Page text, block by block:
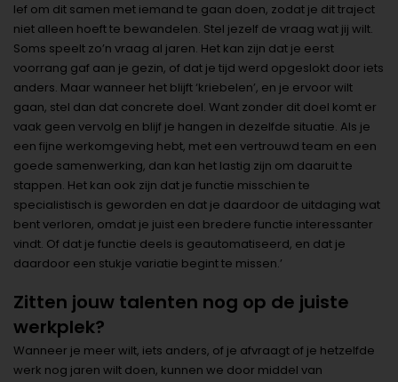
lef om dit samen met iemand te gaan doen, zodat je dit traject
niet alleen hoeft te bewandelen. Stel jezelf de vraag wat jij wilt.
Soms speelt zo’n vraag al jaren. Het kan zijn dat je eerst
voorrang gaf aan je gezin, of dat je tijd werd opgeslokt door iets
anders. Maar wanneer het blijft ‘kriebelen’, en je ervoor wilt
gaan, stel dan dat concrete doel. Want zonder dit doel komt er
vaak geen vervolg en blijf je hangen in dezelfde situatie. Als je
een fijne werkomgeving hebt, met een vertrouwd team en een
goede samenwerking, dan kan het lastig zijn om daaruit te
stappen. Het kan ook zijn dat je functie misschien te
specialistisch is geworden en dat je daardoor de uitdaging wat
bent verloren, omdat je juist een bredere functie interessanter
vindt. Of dat je functie deels is geautomatiseerd, en dat je
daardoor een stukje variatie begint te missen.’
Zitten jouw talenten nog op de juiste
werkplek?
Wanneer je meer wilt, iets anders, of je afvraagt of je hetzelfde
werk nog jaren wilt doen, kunnen we door middel van